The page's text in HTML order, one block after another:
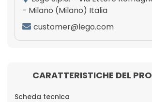
- Milano (Milano) Italia
customer@lego.com
CARATTERISTICHE DEL
Scheda tecnica